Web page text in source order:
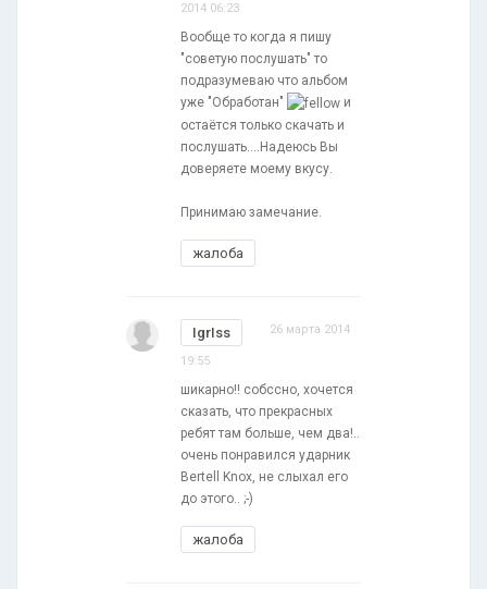
2014 06:23
Вообще то когда я пишу
"советую послушать" то
подразумеваю что альбом
уже "Обработан"
и
остаётся только скачать и
послушать....Надеюсь Вы
доверяете моему вкусу.
Принимаю замечание.
жалоба
IgrIss 26 марта 2014
19:55
шикарно!! собссно, хочется
сказать, что прекрасных
ребят там больше, чем два!..
очень понравился ударник
Bertell Knox, не слыхал его
до этого.. ;-)
жалоба